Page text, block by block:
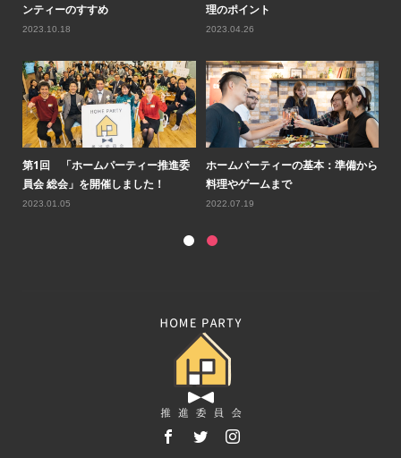
ンティーのすすめ
2023.10.18
理のポイント
2023.04.26
第1回 「ホームパーティー推進委
員会 総会」を開催しました！
2023.01.05
ホームパーティーの基本：準備から
料理やゲームまで
2022.07.19